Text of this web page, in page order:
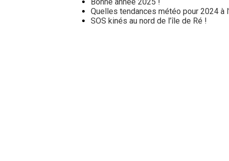
Quelles tendances météo pour 2024 à
SOS kinés au nord de l’île de Ré !